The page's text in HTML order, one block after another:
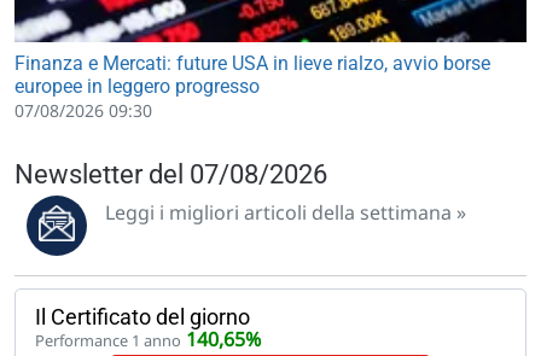
Finanza e Mercati: future USA in lieve rialzo, avvio borse
europee in leggero progresso
07/08/2026 09:30
Newsletter del 07/08/2026
Leggi i migliori articoli della settimana »
Il Certificato del giorno
Performance 1 anno 140,65%